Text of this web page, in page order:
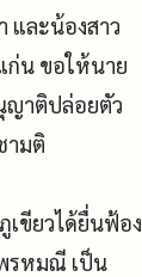
และน้องสาว
ก่น ขอให้นาย
ญาติปล่อยตัว
ามติ
เขียวได้ยื่นฟ้อง
รหมณี เป็น